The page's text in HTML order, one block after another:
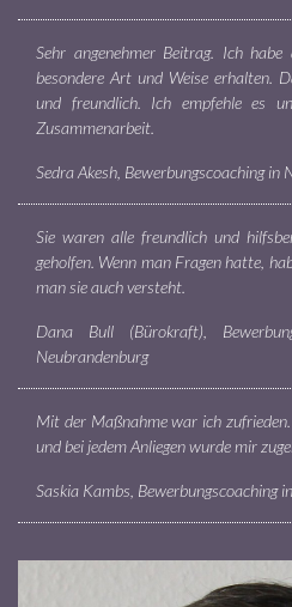
Sehr angenehmer Beitrag. Ich
besondere Art und Weise erhalten.
und freundlich. Ich empfehle es
Zusammenarbeit.
Sedra Akesh, Bewerbungscoaching in
Sie waren alle freundlich und
geholfen. Wenn man Fragen hatte,
man sie auch versteht.
Dana Bull (Bürokraft),
Neubrandenburg
Mit der Maßnahme war ich
und bei jedem Anliegen wurde mir
Saskia Kambs, Bewerbungscoaching